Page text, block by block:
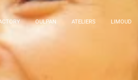
OULPAN ATELIERS LIMOUD